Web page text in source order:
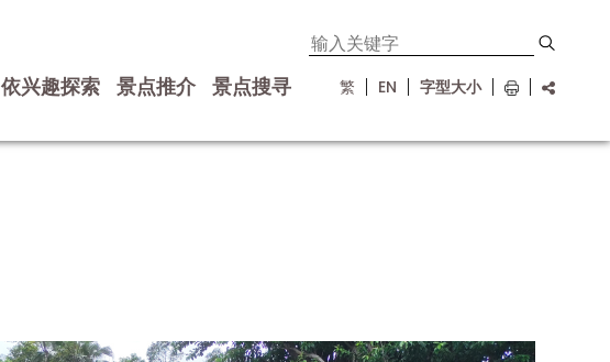
依兴趣探索 景点推介 景点搜寻 繁 EN 字型大小